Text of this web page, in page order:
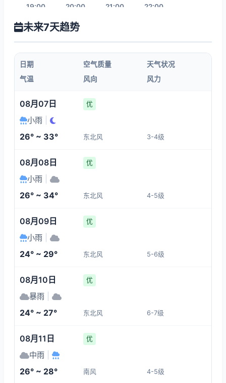
19:00
29°
20:00
28°
21:00 22:00
23:00
26°
4-5
00:00 02:00
09:00
30°
4-5
03:00 05:00
26°
4-5 4-5
13:00
32°
14:00
4-5
未来7天趋势
日期 空气质量
天气状况
气温
风向 风力
08月07日 优
小雨
26° ~ 33° 东北风 3-4级
08月08日 优
小雨
26° ~ 34° 东北风 4-5级
08月09日 优
小雨
24° ~ 29° 东北风 5-6级
08月10日 优
暴雨
24° ~ 27° 东北风 6-7级
08月11日 优
中雨
26° ~ 28° 南风 4-5级